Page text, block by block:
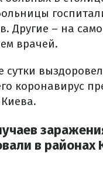
Другие – на
врачей.
коронавирус
в районах